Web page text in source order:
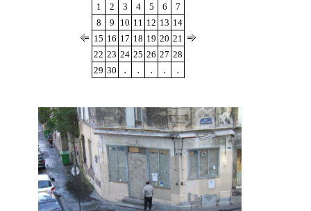
1 2 3 4 5 6
7
8
9 10 11 12 13 14
15 16 17 18 19 20 21
22 23 24 25 26 27 28
29 30 . . . . .